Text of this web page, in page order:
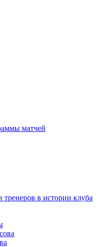
матчей
в истории клуба